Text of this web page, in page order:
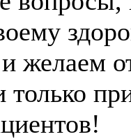
желаем
только